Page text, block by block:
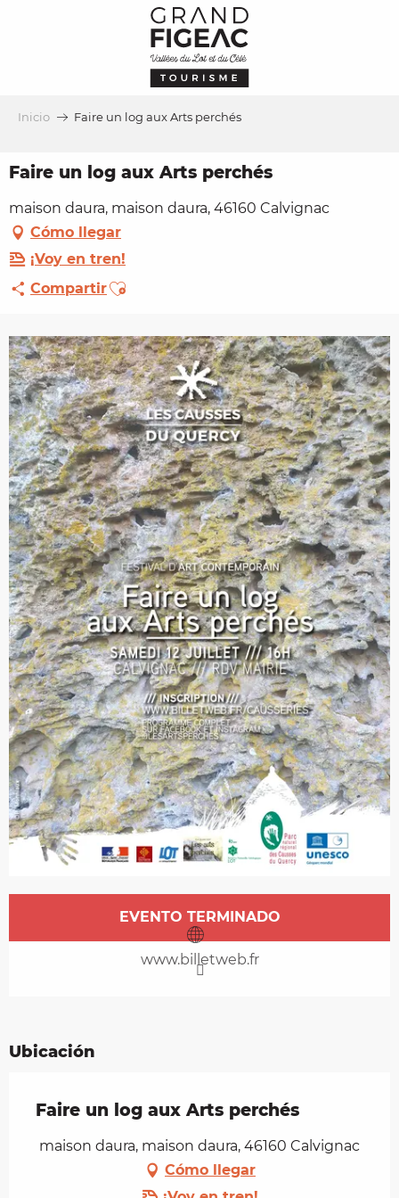
Inicio Faire un log aux Arts perchés
Faire un log aux Arts perchés
maison daura, maison daura, 46160 Calvignac
Cómo llegar
¡Voy en tren!
CompartirAjouter aux favoris
Horarios y datos de contacto
EVENTO TERMINADO
www.billetweb.fr
Ubicación
Faire un log aux Arts perchés
maison daura, maison daura, 46160 Calvignac
Cómo llegar